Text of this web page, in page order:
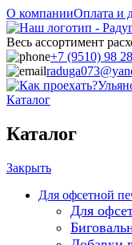
О компанииОплата и
Весь ассортимент
+7 (9510) 98
Каталог
Каталог
Закрыть
Для офсетной
Для